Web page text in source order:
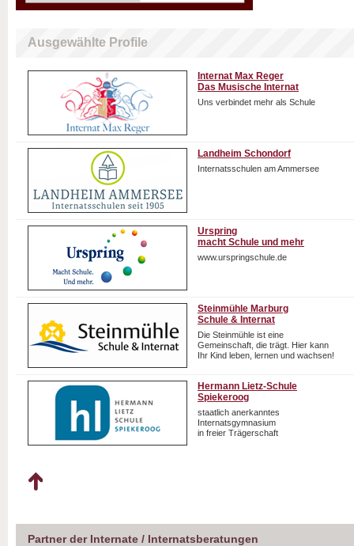
Ausgewählte Profile
Internat Max Reger
Das Musische Internat
Uns verbindet mehr als Schule
Landheim Schondorf
Internatsschulen am Ammersee
Urspring
macht Schule und mehr
www.urspringschule.de
Steinmühle Marburg
Schule & Internat
Die Steinmühle ist eine
Gemeinschaft, die trägt. Hier kann
Ihr Kind leben, lernen und wachsen!
Hermann Lietz-Schule
Spiekeroog
staatlich anerkanntes
Internatsgymnasium
in freier Trägerschaft
Partner der Internate / Internatsberatungen